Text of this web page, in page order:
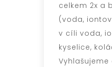
celkem 2x a
(voda,
v cíli voda,
kyselice,